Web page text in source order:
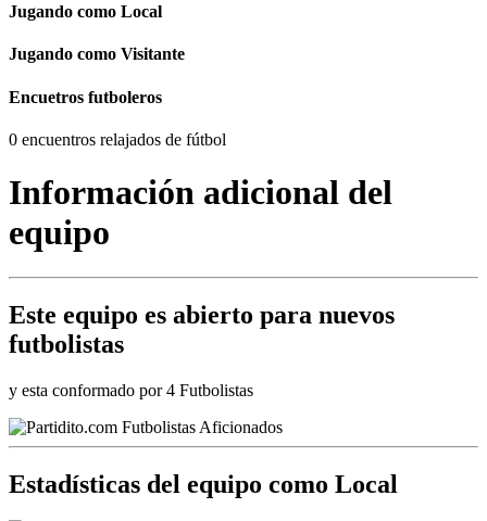
Jugando como Local
Jugando como Visitante
Encuetros futboleros
0 encuentros relajados de fútbol
Información adicional del
equipo
Este equipo es abierto para nuevos
futbolistas
y esta conformado por 4 Futbolistas
Estadísticas del equipo como Local